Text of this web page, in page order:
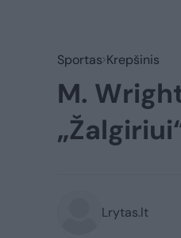
Sportas Krepšinis
M.
Lrytas.lt